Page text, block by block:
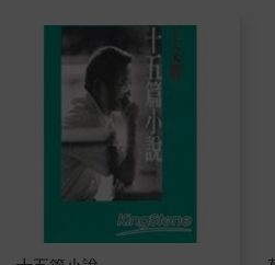
時還打打招呼，但荊棘是個女孩子
面總有點不好意思。我印象中，她
服，一副二女中的模樣，騎腳踏車
急不待等要離開她那個家似的。那
負的女生，不容易親近。要等到許
瓜〉、〈飢餓的森林〉等自傳性的
代的成長，難怪如此坎坷。那幾篇
有點像張愛玲的〈私語〉。我應該
了，我們兩家雖然一牆相隔，但兩